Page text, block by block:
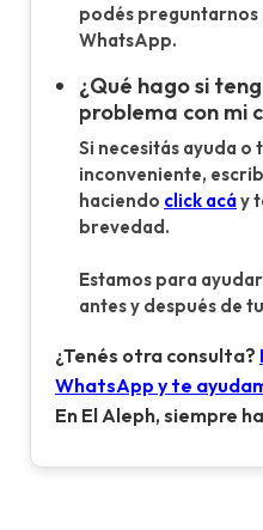
podés
WhatsApp.
¿Qué hago si
problema con mi
Si necesitás ayuda o
inconveniente,
haciendo click acá y
brevedad.
Estamos para
antes y después de
¿Tenés otra consulta?
WhatsApp y te
En El Aleph, siempre